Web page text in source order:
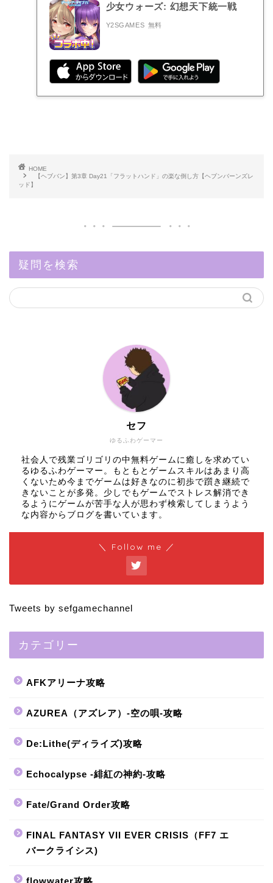
少女ウォーズ: 幻想天下統一戦
Y2SGAMES 無料
HOME
【ヘブバン】第3章 Day21「フラットハンド」の楽な倒し方【ヘブンバーンズレ
ッド】
疑問を検索
ゆるふわゲーマー
セフ
社会人で残業ゴリゴリの中無料ゲームに癒しを求めてい
るゆるふわゲーマー。もともとゲームスキルはあまり高
くないため今までゲームは好きなのに初歩で躓き継続で
きないことが多発。少しでもゲームでストレス解消でき
るようにゲームが苦手な人が思わず検索してしまうよう
な内容からブログを書いています。
＼ Follow me ／
Tweets by sefgamechannel
カテゴリー
AFKアリーナ攻略
AZUREA（アズレア）-空の唄-攻略
De:Lithe(ディライズ)攻略
Echocalypse -緋紅の神約-攻略
Fate/Grand Order攻略
FINAL FANTASY VII EVER CRISIS（FF7 エ
バークライシス)